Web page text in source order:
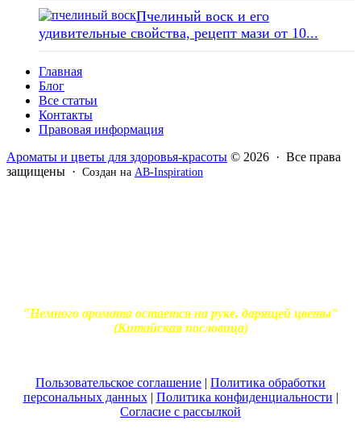
Пчелиный воск и его
удивительные свойства, рецепт мази от 10...
Главная
Блог
Все статьи
Контакты
Правовая информация
Ароматы и цветы для здоровья-красоты © 2026 · Все права
защищены · Создан на AB-Inspiration
"Немного аромата остается на руке, дарящей цветы"
(Китайская пословица)
Пользовательское соглашение | Политика обработки
персональных данных| Политика конфиденциальности |
Согласие с рассылкой